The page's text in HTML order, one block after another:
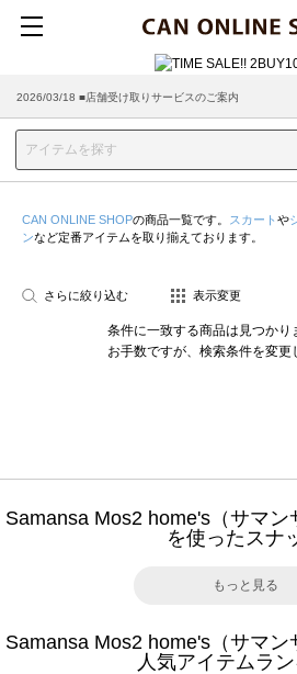
2026/03/18 ■店舗受け取りサービスのご案内
CAN ONLINE SHOPの商品一覧です。 スカート や
ンなど定番アイテムを取り揃えております。
さらに絞り込む 表示変更
条件に一致する商品は見つかり
お手数ですが、検索条件を変更
Samansa Mos2 home's（サマン
を使ったスナ
もっと見る
Samansa Mos2 home's（サマン
人気アイテムラ